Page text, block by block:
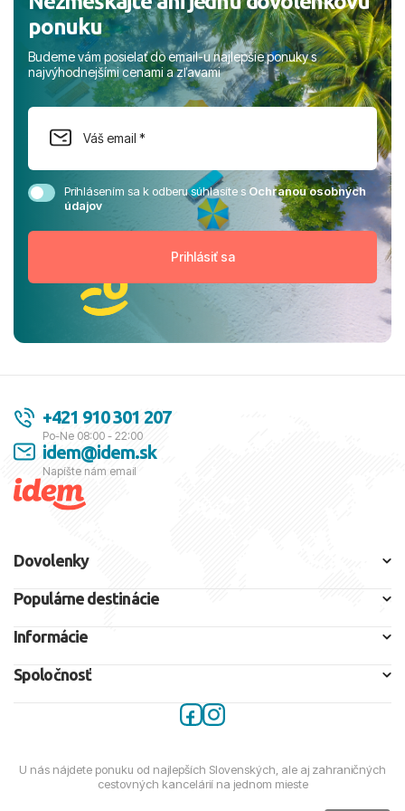
ponuku
Budeme vám posielať do email-u najlepšie ponuky s
najvýhodnejšími cenami a zľavami
Prihlásením sa k odberu súhlasíte sOchranou osobných
údajov
+421 910 301 207
Po-Ne 08:00 - 22:00
idem@idem.sk
Napíšte nám email
Dovolenky
Populárne destinácie
Informácie
Spoločnosť
U nás nájdete ponuku od najlepších Slovenských, ale aj zahraničných
cestovných kancelárií na jednom mieste